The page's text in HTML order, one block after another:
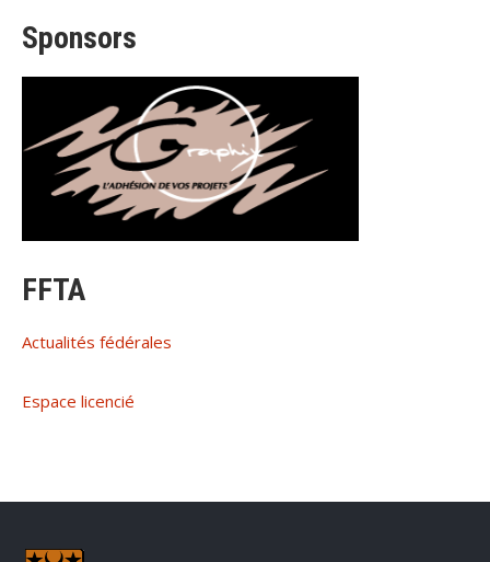
Sponsors
FFTA
Actualités fédérales
Espace licencié